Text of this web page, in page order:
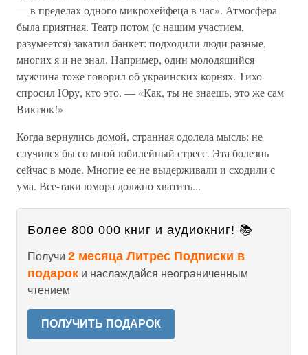
— в пределах одного микрохейфеца в час». Атмосфера
была приятная. Театр потом (с нашим участием,
разумеется) закатил банкет: подходили люди разные,
многих я и не знал. Например, один молодящийся
мужчина тоже говорил об украинских корнях. Тихо
спросил Юру, кто это. — «Как, ты не знаешь, это же сам
Виктюк!»
Когда вернулись домой, странная одолела мысль: не
случился бы со мной юбилейный стресс. Эта болезнь
сейчас в моде. Многие ее не выдерживали и сходили с
ума. Все-таки юмора должно хватить...
Более 800 000 книг и аудиокниг! 📚
Получи 2 месяца Литрес Подписки в
подарок и наслаждайся неограниченным
чтением
ПОЛУЧИТЬ ПОДАРОК